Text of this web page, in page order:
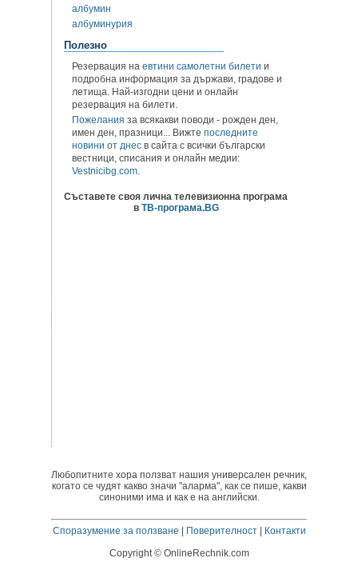
албумин
албуминурия
Полезно
Резервация на евтини самолетни билети и
подробна информация за държави, градове и
летища. Най-изгодни цени и онлайн
резервация на билети.
Пожелания за всякакви поводи - рожден ден,
имен ден, празници... Вижте последните
новини от днес в сайта с всички български
вестници, списания и онлайн медии:
Vestnicibg.com.
Съставете своя лична телевизионна програма
в ТВ-програма.BG
Любопитните хора ползват нашия универсален речник,
когато се чудят какво значи "аларма", как се пише, какви
синоними има и как е на английски.
Споразумение за ползване Поверителност|
Контакти
Copyright © OnlineRechnik.com